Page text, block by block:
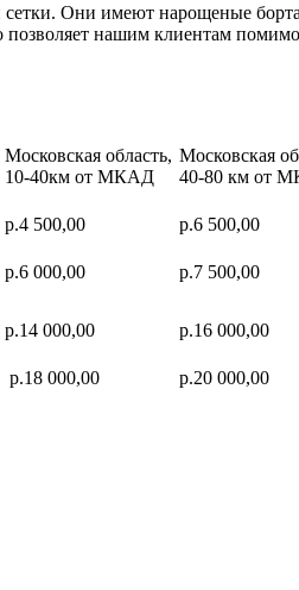
сетки. Они имеют нарощеные
нашим клиентам
Московская область,
10-40км от МКАД
Московская
40-80 км от
р.4 500,00 р.6 500,00
р.6 000,00 р.7 500,00
р.14 000,00 р.16 000,00
р.18 000,00
р.20 000,00